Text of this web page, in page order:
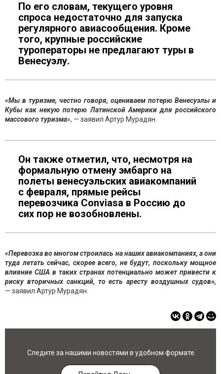
По его словам, текущего уровня
спроса недостаточно для запуска
регулярного авиасообщения. Кроме
того, крупные российские
туроператоры не предлагают туры в
Венесуэлу.
«Мы в туризме, честно говоря, оцениваем потерю Венесуэлы и
Кубы как некую потерю Латинской Америки для российского
массового туризма», — заявил Артур Мурадян.
Он также отметил, что, несмотря на
формальную отмену эмбарго на
полеты венесуэльских авиакомпаний
с февраля, прямые рейсы
перевозчика Conviasa в Россию до
сих пор не возобновлены.
«Перевозка во многом строилась на наших авиакомпаниях, а они
туда летать сейчас, скорее всего, не будут, поскольку мощное
влияние США в таких странах потенциально может привести к
риску вторичных санкций, то есть аресту воздушных судов»,
— заявил Артур Мурадян.
Следите за нашими новостями в удобном формате